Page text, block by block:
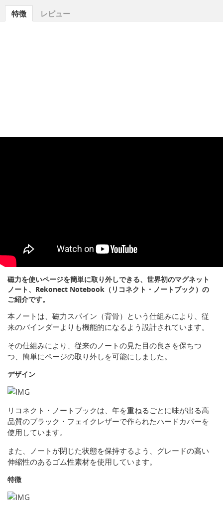
特徴 レビュー
磁力を使いページを簡単に取り外しできる、世界初のマグネット
ノート、Rekonect Notebook（リコネクト・ノートブック）の
ご紹介です。
本ノートは、磁力スパイン（背骨）という仕組みにより、従
来のバインダーよりも機能的になるよう設計されています。
その仕組みにより、従来のノートの見た目の良さを保ちつ
つ、簡単にページの取り外しを可能にしました。
デザイン
リコネクト・ノートブックは、年を重ねるごとに味が出る高
品質のブラック・フェイクレザーで作られたハードカバーを
使用しています。
また、ノートが閉じた状態を保持するよう、グレードの高い
伸縮性のあるゴム性素材を使用しています。
特徴